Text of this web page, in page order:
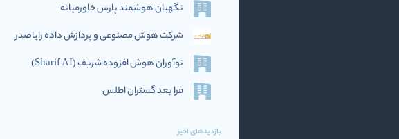
نگهبان هوشمند پارس خاورمیانه
شرکت هوش مصنوعی و پردازش داده رایاصدر
نوآوران هوش افزوده‌ شریف (Sharif AI)
فرا بعد گستران اطلس
بازدیدهای اخیر